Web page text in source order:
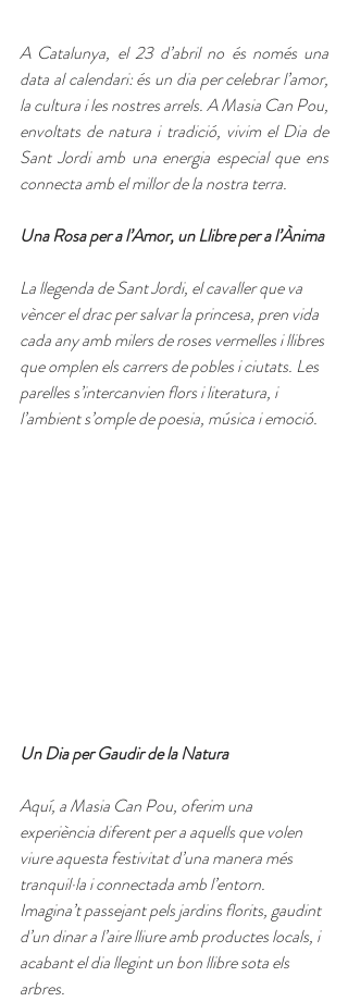
A Catalunya, el 23 d’abril no és només una
data al calendari: és un dia per celebrar l’amor,
la cultura i les nostres arrels. A Masia Can Pou,
envoltats de natura i tradició, vivim el Dia de
Sant Jordi amb una energia especial que ens
connecta amb el millor de la nostra terra.
Una Rosa per a l’Amor, un Llibre per a l’Ànima
La llegenda de Sant Jordi, el cavaller que va
vèncer el drac per salvar la princesa, pren vida
cada any amb milers de roses vermelles i llibres
que omplen els carrers de pobles i ciutats. Les
parelles s’intercanvien flors i literatura, i
l’ambient s’omple de poesia, música i emoció.
Un Dia per Gaudir de la Natura
Aquí, a Masia Can Pou, oferim una
experiència diferent per a aquells que volen
viure aquesta festivitat d’una manera més
tranquil·la i connectada amb l’entorn.
Imagina’t passejant pels jardins florits, gaudint
d’un dinar a l’aire lliure amb productes locals, i
acabant el dia llegint un bon llibre sota els
arbres.